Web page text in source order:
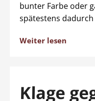
bunter Farbe oder
spätestens
Weiter lesen
Klage